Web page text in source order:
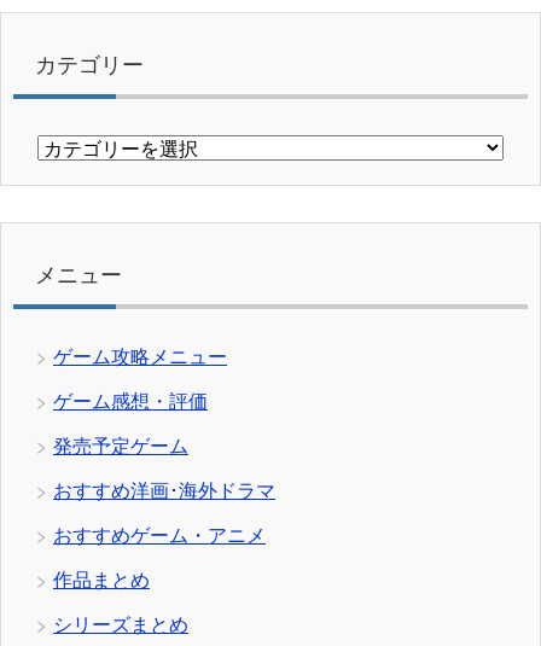
カテゴリー
カ
リ
メニュー
ゲーム攻略メニュー
ゲーム感想・評価
発売予定ゲーム
おすすめ洋画･海外ドラマ
おすすめゲーム・アニメ
作品まとめ
シリーズまとめ